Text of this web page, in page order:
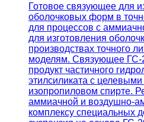
Готовое связующее для
оболочковых форм в
для процессов с
для изготовления
производствах точного
моделям. Связующее ГС-
продукт частичного
этилсиликата с
изопропиловом спирте.
аммиачной и воздушно-
комплексу специальных